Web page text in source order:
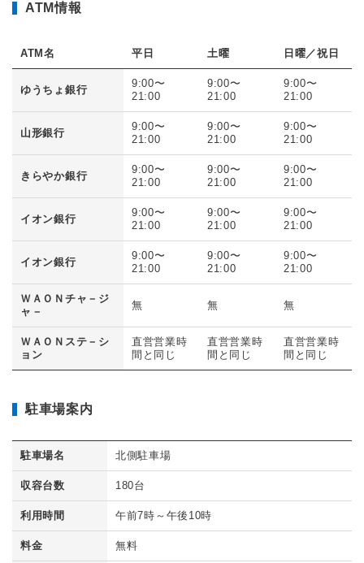
ATM情報
ATM名 平日 土曜 日曜／祝日
ゆうちょ銀行
9:00〜
21:00
9:00〜
21:00
9:00〜
21:00
山形銀行
9:00〜
21:00
9:00〜
21:00
9:00〜
21:00
きらやか銀行
9:00〜
21:00
9:00〜
21:00
9:00〜
21:00
イオン銀行
9:00〜
21:00
9:00〜
21:00
9:00〜
21:00
イオン銀行
9:00〜
21:00
9:00〜
21:00
9:00〜
21:00
ＷＡＯＮチャ－ジ
ャ－
無 無 無
ＷＡＯＮステ－シ
ョン
直営営業時
間と同じ
直営営業時
間と同じ
直営営業時
間と同じ
駐車場案内
駐車場名 北側駐車場
収容台数 180台
利用時間 午前7時～午後10時
料金 無料